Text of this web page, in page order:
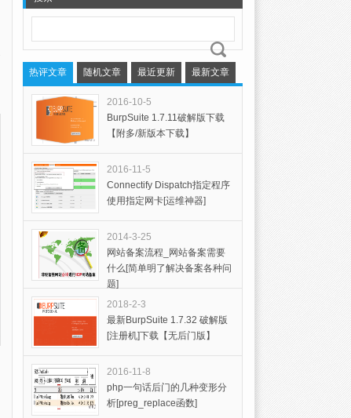
热评文章 随机文章 最近更新 最新文章
2016-10-5
BurpSuite 1.7.11破解版下载
【附多/新版本下载】
2016-11-5
Connectify Dispatch指定程序
使用指定网卡[运维神器]
2014-3-25
网站备案流程_网站备案需要
什么[简单明了解决备案各种问
题]
2018-2-3
最新BurpSuite 1.7.32 破解版
[注册机]下载【无后门版】
2016-11-8
php一句话后门的几种变形分
析[preg_replace函数]